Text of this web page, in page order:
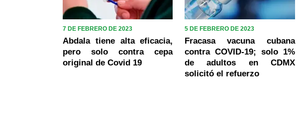
7 DE FEBRERO DE 2023
Abdala tiene alta eficacia,
pero solo contra cepa
original de Covid 19
5 DE FEBRERO DE 2023
Fracasa vacuna cubana
contra COVID-19; solo 1%
de adultos en CDMX
solicitó el refuerzo